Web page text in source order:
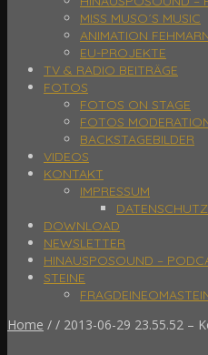
MISS MUSO´S MUSIC
ANIMATION
EU-PROJEKTE
TV & RADIO BEITRÄGE
FOTOS
FOTOS ON STAGE
FOTOS
BACKSTAGEBILDER
VIDEOS
KONTAKT
IMPRESSUM
DOWNLOAD
NEWSLETTER
HINAUSPOSOUND –
STEINE
Home / / 2013-06-29 23.55.52 –